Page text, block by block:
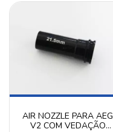
AIR NOZZLE PARA AEG
V2 COM VEDAÇÃO